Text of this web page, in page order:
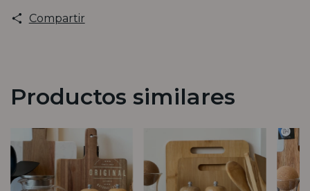
Compartir
Productos similares